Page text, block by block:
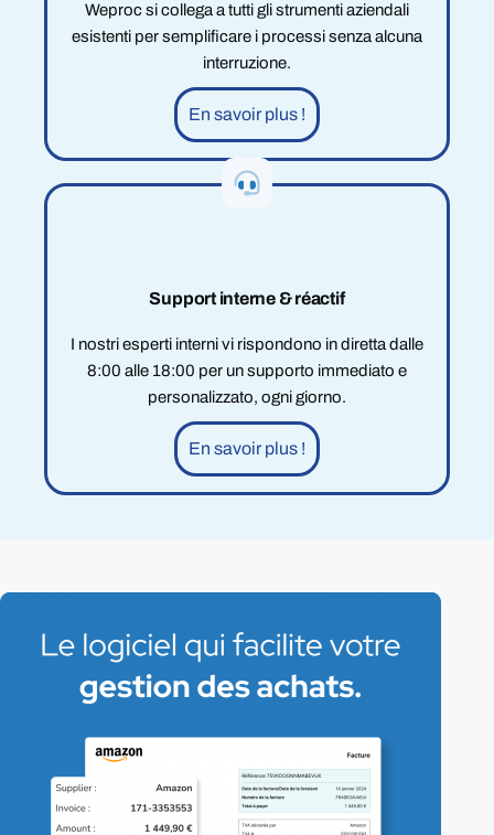
Weproc si collega a tutti gli strumenti aziendali
esistenti per semplificare i processi senza alcuna
interruzione.
En savoir plus !
Support interne & réactif
I nostri esperti interni vi rispondono in diretta dalle
8:00 alle 18:00 per un supporto immediato e
personalizzato, ogni giorno.
En savoir plus !